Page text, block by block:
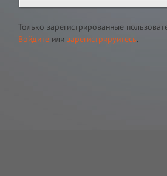
Только зарегистрированные
Войдите или зарегистрируйтесь.